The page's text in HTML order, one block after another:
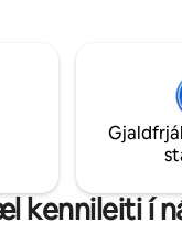
opnu eldhúsi í
umhverfi. Fimm
frá því að þú kemur á
flugvellinum í
kennileiti í